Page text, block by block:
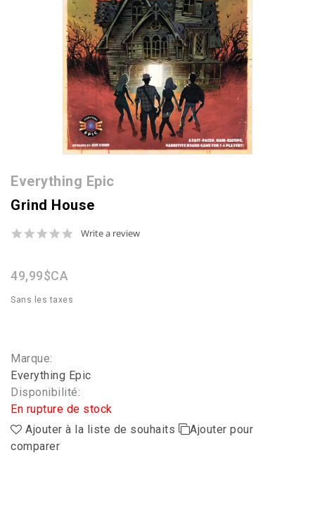
Everything Epic
Grind House
0.0
Write a review
49,99$CA
Sans les taxes
Marque:
Everything Epic
Disponibilité:
En rupture de stock
Ajouter à la liste de souhaits
Ajouter pour
comparer